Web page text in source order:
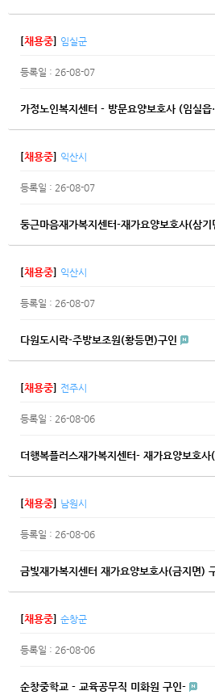
[채용중] 임실군
등록일 : 26-08-07
가정노인복지센터 - 방문요양보호사 (임실
[채용중] 익산시
등록일 : 26-08-07
둥근마음재가복지센터-재가요양보호사(삼기
[채용중] 익산시
등록일 : 26-08-07
다원도시락-주방보조원(황등면)구인
[채용중] 전주시
등록일 : 26-08-06
더행복플러스재가복지센터- 재가요양보호
[채용중] 남원시
등록일 : 26-08-06
금빛재가복지센터 재가요양보호사(금지면)
[채용중] 순창군
등록일 : 26-08-06
순창중학교 - 교육공무직 미화원 구인-